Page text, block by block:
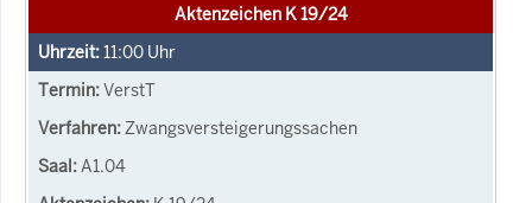
Aktenzeichen K 19/24
11:00 Uhr
VerstT
Zwangsversteigerungssachen
A1.04